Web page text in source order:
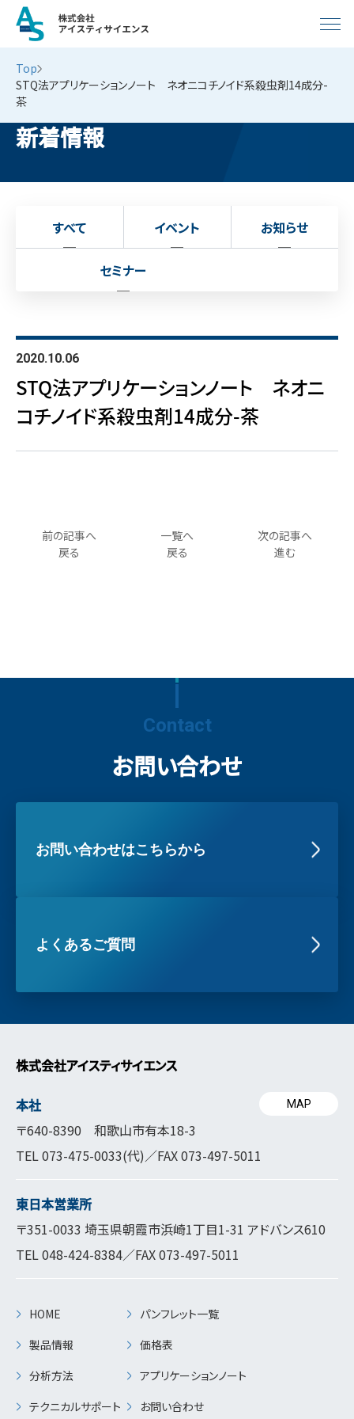
Top
STQ法アプリケーションノート ネオニコチノイド系殺虫剤14成分-
茶
新着情報
すべて イベント お知らせ
セミナー
2020.10.06
STQ法アプリケーションノート ネオニ
コチノイド系殺虫剤14成分-茶
一覧へ
戻る
前の記事へ
戻る
次の記事へ
進む
Contact
お問い合わせ
お問い合わせはこちらから
よくあるご質問
株式会社アイスティサイエンス
本社
〒640-8390 和歌山市有本18-3
TEL073-475-0033(代)／FAX 073-497-5011
MAP
東日本営業所
〒351-0033 埼玉県朝霞市浜崎1丁目1-31 アドバンス610
TEL048-424-8384／FAX 073-497-5011
HOME
製品情報
分析方法
テクニカルサポート
パンフレット一覧
価格表
アプリケーションノート
お問い合わせ